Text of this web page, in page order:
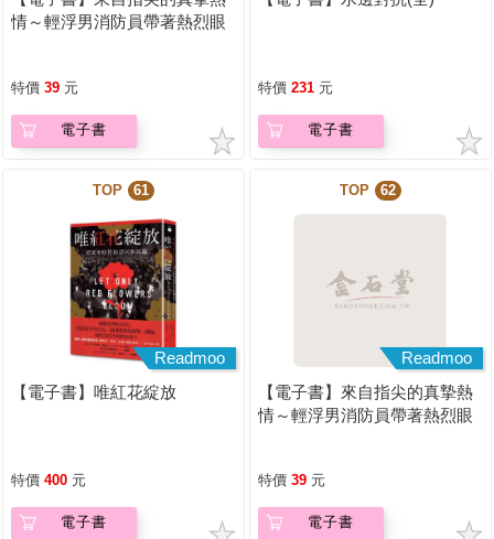
情～輕浮男消防員帶著熱烈眼
特價 39 元
電子書
特價 231 元
電子書
TOP 61
Readmoo
【電子書】唯紅花綻放
特價 400 元
電子書
TOP 62
Readmoo
【電子書】來自指尖的真摯熱
情～輕浮男消防員帶著熱烈眼
特價 39 元
電子書